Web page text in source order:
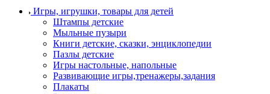
Игры, игрушки, товары для детей
Штампы детские
Мыльные пузыри
Книги детские, сказки, энциклопедии
Пазлы детские
Игры настольные, напольные
Развивающие игры,тренажеры,задания
Плакаты